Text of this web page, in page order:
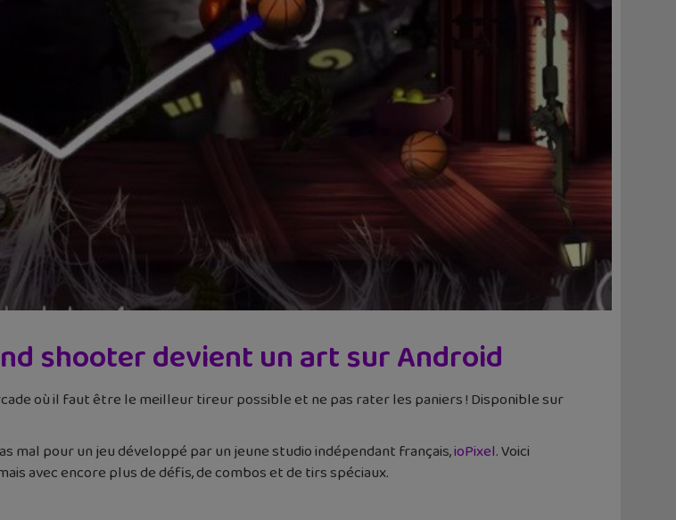
shooter devient un art sur Android
où il faut être le meilleur tireur possible et ne pas rater les paniers ! Disponible sur
mal pour un jeu développé par un jeune studio indépendant français,ioPixel. Voici
avec encore plus de défis, de combos et de tirs spéciaux.